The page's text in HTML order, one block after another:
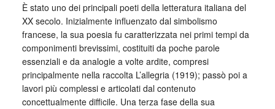
È stato uno dei principali poeti della letteratura italiana del
XX secolo. Inizialmente influenzato dal simbolismo
francese, la sua poesia fu caratterizzata nei primi tempi da
componimenti brevissimi, costituiti da poche parole
essenziali e da analogie a volte ardite, compresi
principalmente nella raccolta L’allegria (1919); passò poi a
lavori più complessi e articolati dal contenuto
concettualmente difficile. Una terza fase della sua